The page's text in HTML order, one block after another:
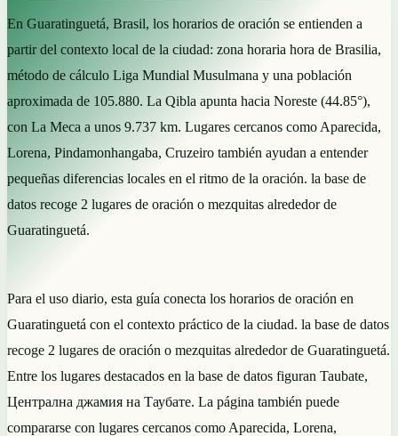
En Guaratinguetá, Brasil, los horarios de oración se entienden a
partir del contexto local de la ciudad: zona horaria hora de Brasilia,
método de cálculo Liga Mundial Musulmana y una población
aproximada de 105.880. La Qibla apunta hacia Noreste (44.85°),
con La Meca a unos 9.737 km. Lugares cercanos como Aparecida,
Lorena, Pindamonhangaba, Cruzeiro también ayudan a entender
pequeñas diferencias locales en el ritmo de la oración. la base de
datos recoge 2 lugares de oración o mezquitas alrededor de
Guaratinguetá.
Para el uso diario, esta guía conecta los horarios de oración en
Guaratinguetá con el contexto práctico de la ciudad. la base de datos
recoge 2 lugares de oración o mezquitas alrededor de Guaratinguetá.
Entre los lugares destacados en la base de datos figuran Taubate,
Централна джамия на Таубате. La página también puede
compararse con lugares cercanos como Aparecida, Lorena,